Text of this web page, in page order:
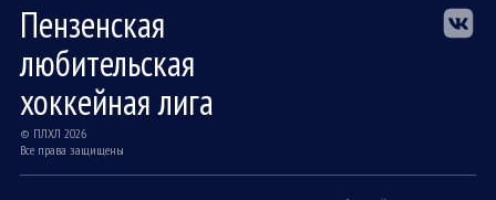
Пензенская
любительская
хоккейная лига
© ПЛХЛ 2026
Все права защищены